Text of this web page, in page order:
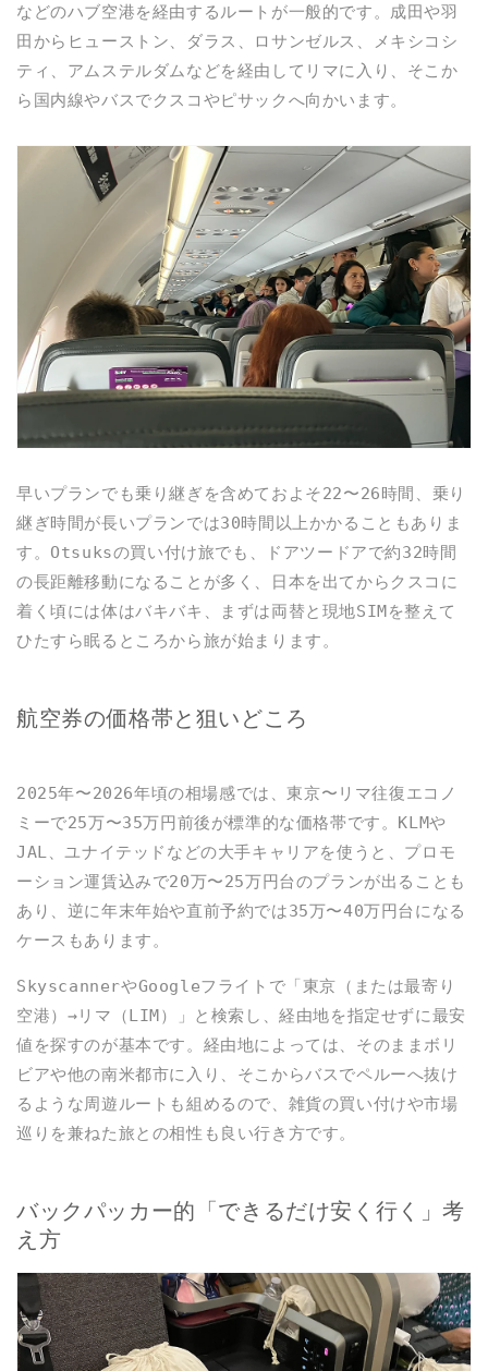
などのハブ空港を経由するルートが一般的です。成田や羽
田からヒューストン、ダラス、ロサンゼルス、メキシコシ
ティ、アムステルダムなどを経由してリマに入り、そこか
ら国内線やバスでクスコやピサックへ向かいます。
早いプランでも乗り継ぎを含めておよそ22〜26時間、乗り
継ぎ時間が長いプランでは30時間以上かかることもありま
す。Otsuksの買い付け旅でも、ドアツードアで約32時間
の長距離移動になることが多く、日本を出てからクスコに
着く頃には体はバキバキ、まずは両替と現地SIMを整えて
ひたすら眠るところから旅が始まります。
航空券の価格帯と狙いどころ
2025年〜2026年頃の相場感では、東京〜リマ往復エコノ
ミーで25万〜35万円前後が標準的な価格帯です。KLMや
JAL、ユナイテッドなどの大手キャリアを使うと、プロモ
ーション運賃込みで20万〜25万円台のプランが出ることも
あり、逆に年末年始や直前予約では35万〜40万円台になる
ケースもあります。
SkyscannerやGoogleフライトで「東京（または最寄り
空港）→リマ（LIM）」と検索し、経由地を指定せずに最安
値を探すのが基本です。経由地によっては、そのままボリ
ビアや他の南米都市に入り、そこからバスでペルーへ抜け
るような周遊ルートも組めるので、雑貨の買い付けや市場
巡りを兼ねた旅との相性も良い行き方です。
バックパッカー的「できるだけ安く行く」考
え方